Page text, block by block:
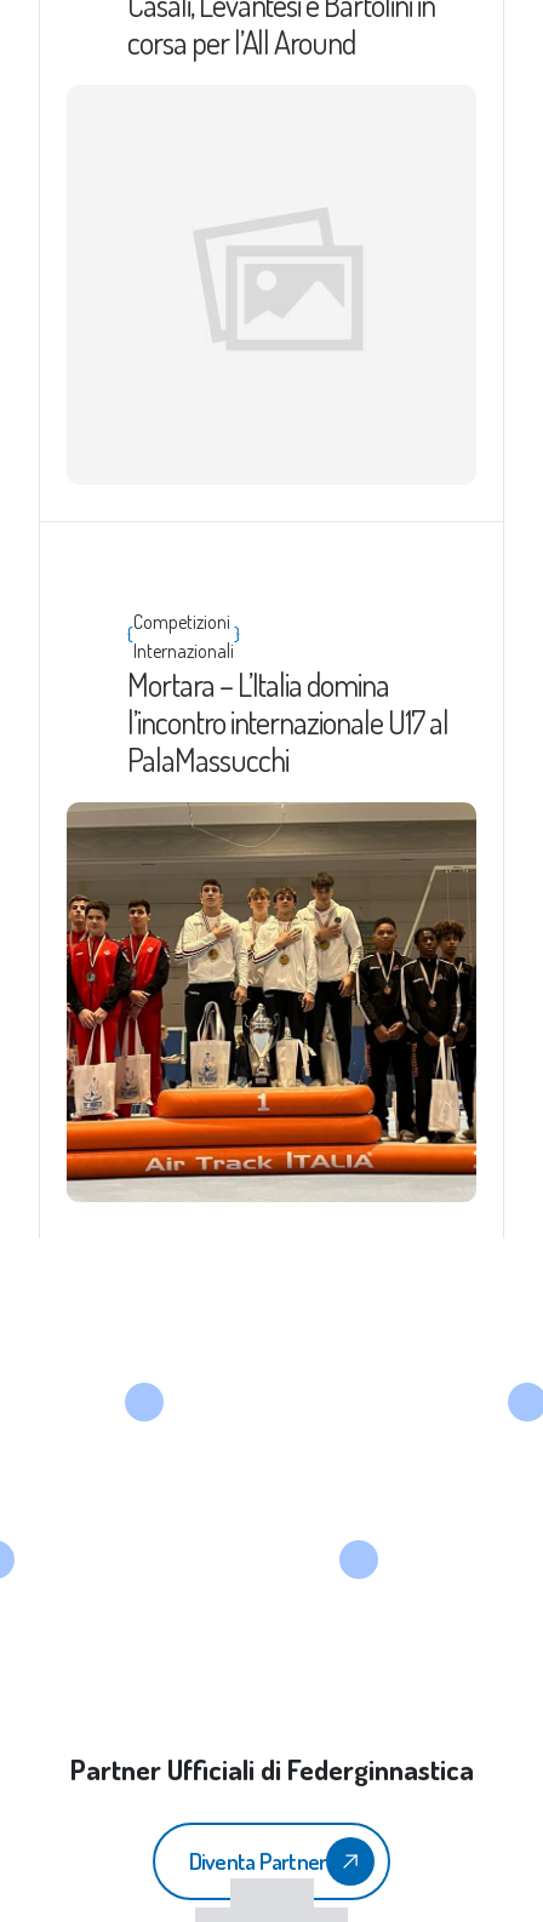
corsa per l’All Around
{
Competizioni
Internazionali
}
Mortara – L’Italia domina
l’incontro internazionale U17 al
PalaMassucchi
Partner Ufficiali di Federginnastica
Diventa Partner